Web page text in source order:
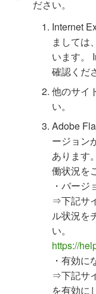
ださい。
Internet
ましては
います。
確認くだ
他のサイ
い。
Adobe
ージョン
あります
働状況を
・バージ
⇒下記サ
ル状況を
い。
https://
・有効に
⇒下記サ
を有効に